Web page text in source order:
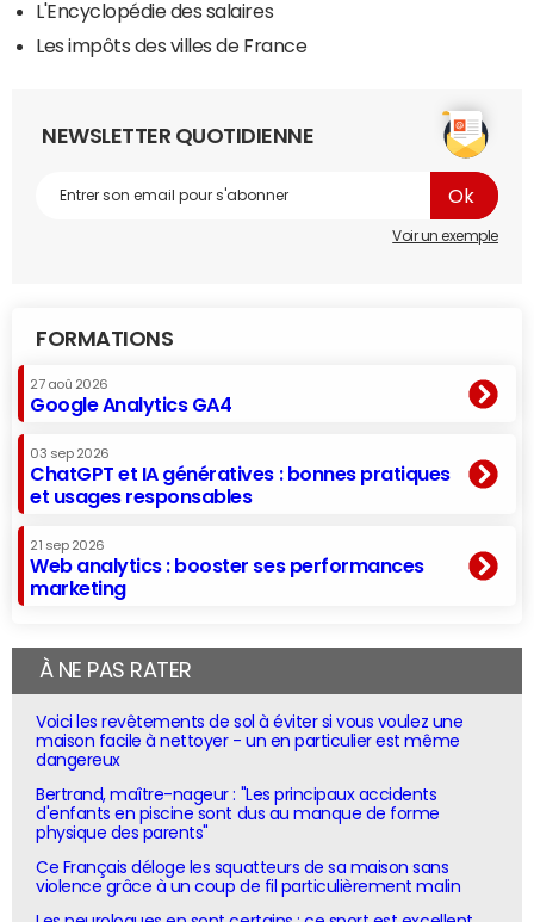
L'Encyclopédie des salaires
Les impôts des villes de France
NEWSLETTER QUOTIDIENNE
Voir un exemple
FORMATIONS
27 aoû 2026
Google Analytics GA4
03 sep 2026
ChatGPT et IA génératives : bonnes pratiques
et usages responsables
21 sep 2026
Web analytics : booster ses performances
marketing
À NE PAS RATER
Voici les revêtements de sol à éviter si vous voulez une
maison facile à nettoyer - un en particulier est même
dangereux
Bertrand, maître-nageur : "Les principaux accidents
d'enfants en piscine sont dus au manque de forme
physique des parents"
Ce Français déloge les squatteurs de sa maison sans
violence grâce à un coup de fil particulièrement malin